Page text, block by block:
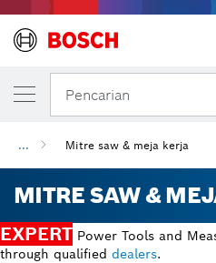
Pencarian
... Mitre saw & meja kerja
MITRE SAW &
EXPERT Power Tools and
through qualified dealers.